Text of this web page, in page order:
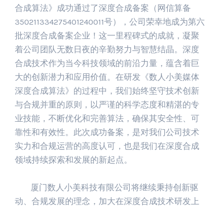
合成算法》成功通过了深度合成备案（网信算备
350211334275401240011号），公司荣幸地成为第六
批深度合成备案企业！这一里程碑式的成就，凝聚
着公司团队无数日夜的辛勤努力与智慧结晶。深度
合成技术作为当今科技领域的前沿力量，蕴含着巨
大的创新潜力和应用价值。在研发《数人小美媒体
深度合成算法》的过程中，我们始终坚守技术创新
与合规并重的原则，以严谨的科学态度和精湛的专
业技能，不断优化和完善算法，确保其安全性、可
靠性和有效性。此次成功备案，是对我们公司技术
实力和合规运营的高度认可，也是我们在深度合成
领域持续探索和发展的新起点。
厦门数人小美科技有限公司将继续秉持创新驱
动、合规发展的理念，加大在深度合成技术研发上